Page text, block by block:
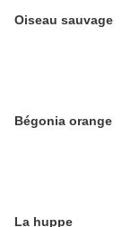
Oiseau sauvage
Bégonia orange
La huppe